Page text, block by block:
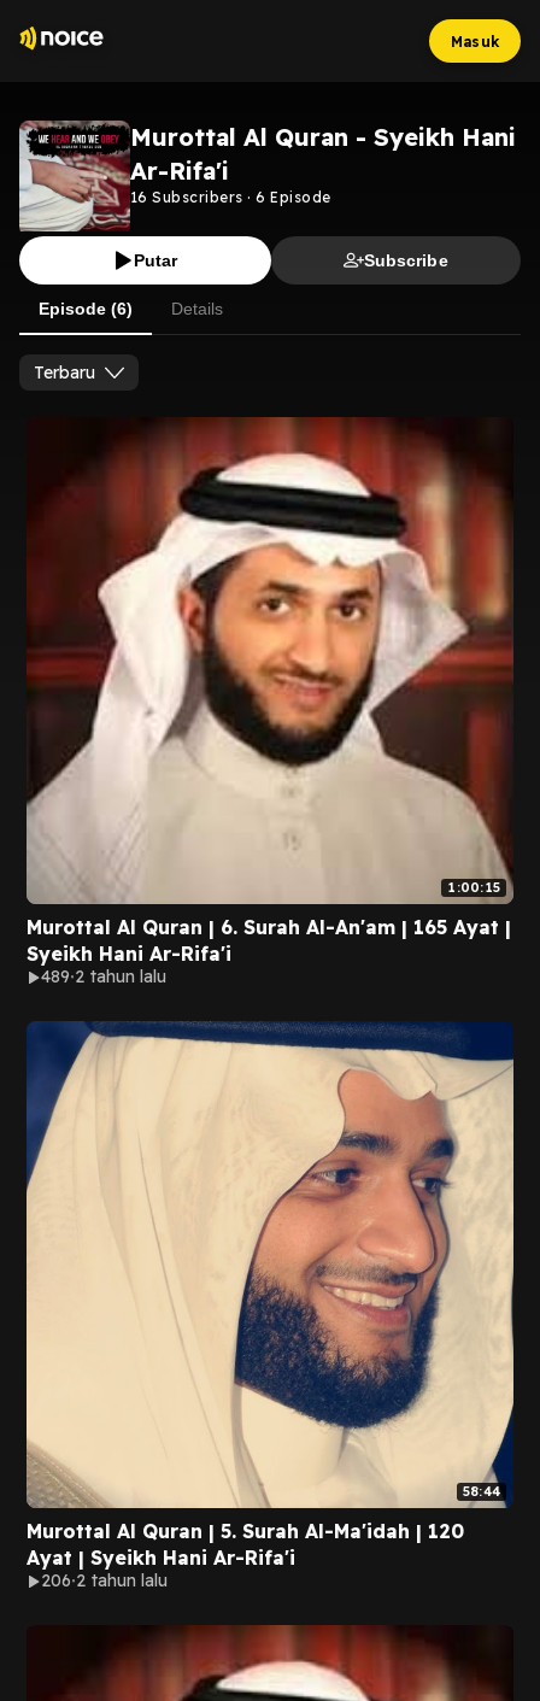
Masuk
Murottal Al Quran - Syeikh Hani
Ar-Rifa'i
16 Subscribers ·6 Episode
Putar Subscribe
Episode (6) Details
Terbaru
1:00:15
Murottal Al Quran | 6. Surah Al-An'am | 165 Ayat |
Syeikh Hani Ar-Rifa'i
489 2 tahun lalu
58:44
Murottal Al Quran | 5. Surah Al-Ma'idah | 120
Ayat | Syeikh Hani Ar-Rifa'i
206 2 tahun lalu